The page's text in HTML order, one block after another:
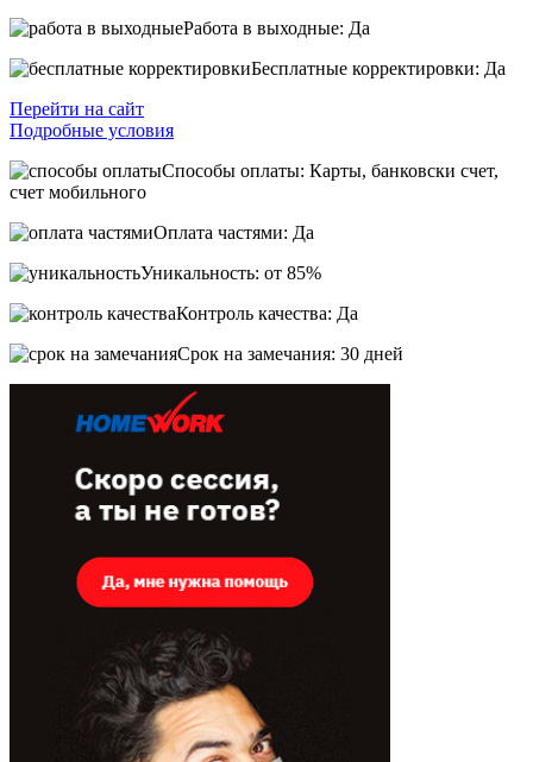
Работа в выходные: Да
Бесплатные корректировки: Да
Перейти на сайт
Подробные условия
Способы оплаты: Карты, банковски счет,
счет мобильного
Оплата частями: Да
Уникальность: от 85%
Контроль качества: Да
Срок на замечания: 30 дней